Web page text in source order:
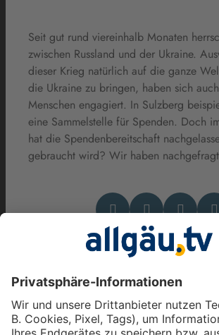
Seit gut rund viereinhalb Monaten
zwischen Russland und der Ukraine.
dieser Krieg natürlich auf die ganze
die Ukraine zu bringen, haben sich
Menschen engagiert. In Sulzberg
eine Sammelstelle für Spenden. Doch
hat die Spendenbereitschaft
gebraucht wird? Wir haben
Das könnte Dich auch
interessieren